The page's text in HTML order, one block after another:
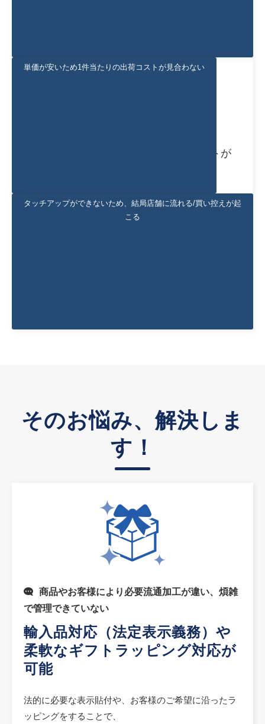
単価が安いため1件当たりの出荷コストが
単価が安いため1件当たりの出荷コストが見合わない
タッチアップができないため、結局店舗に流れる/買い控えが起
こる
そのお悩み、解決しま
す！
商品やお客様により必要流通加工が違い、煩雑
で管理できていない
輸入品対応（法定表示義務）や
柔軟なギフトラッピング対応が
可能
法的に必要な表示貼付や、お客様のご希望に沿ったラ
ッピングをすることで、